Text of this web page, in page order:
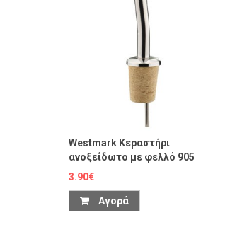
Westmark Κεραστήρι
ανοξείδωτο με φελλό 905
3.90€
Αγορά